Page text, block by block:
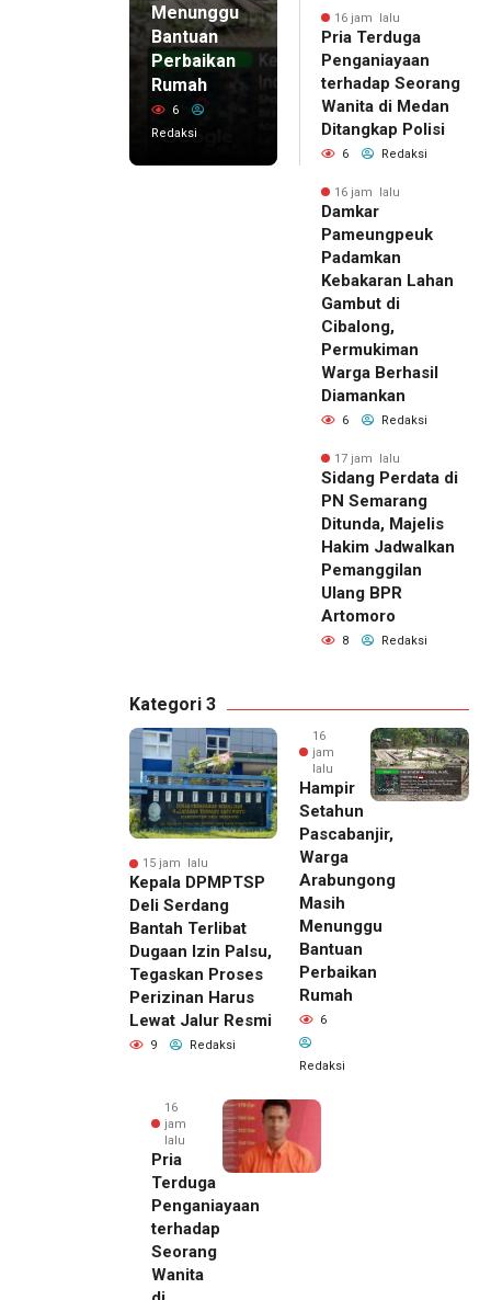
Menunggu
Bantuan
Perbaikan
Rumah
6
Redaksi
16 jam lalu
Pria Terduga
Penganiayaan
terhadap Seorang
Wanita di Medan
Ditangkap Polisi
6 Redaksi
16 jam lalu
Damkar
Pameungpeuk
Padamkan
Kebakaran Lahan
Gambut di
Cibalong,
Permukiman
Warga Berhasil
Diamankan
6 Redaksi
17 jam lalu
Sidang Perdata di
PN Semarang
Ditunda, Majelis
Hakim Jadwalkan
Pemanggilan
Ulang BPR
Artomoro
8 Redaksi
Kategori 3
15 jam lalu
Kepala DPMPTSP
Deli Serdang
Bantah Terlibat
Dugaan Izin Palsu,
Tegaskan Proses
Perizinan Harus
Lewat Jalur Resmi
9 Redaksi
16
jam
lalu
Hampir
Setahun
Pascabanjir,
Warga
Arabungong
Masih
Menunggu
Bantuan
Perbaikan
Rumah
6
Redaksi
16
jam
lalu
Pria
Terduga
Penganiayaan
terhadap
Seorang
Wanita